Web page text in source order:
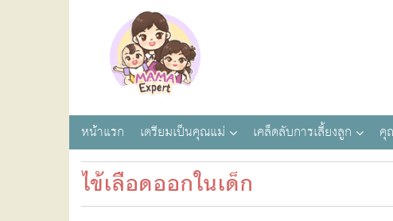
หน้าแรก เตรียมเป็นคุณแม่ เคล็ดลับการเลี้ยงลูก คุ
ไข้เลือดออกในเด็ก